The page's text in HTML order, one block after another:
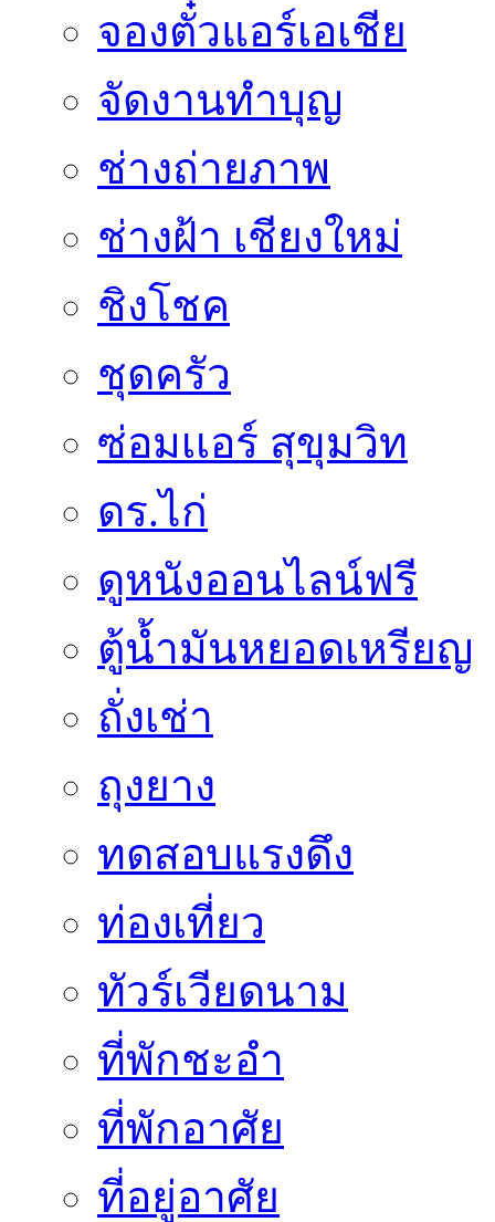
จองตั๋วแอร์เอเชีย
จัดงานทำบุญ
ช่างถ่ายภาพ
ช่างฝ้า เชียงใหม่
ชิงโชค
ชุดครัว
ซ่อมเเอร์ สุขุมวิท
ดร.ไก่
ดูหนังออนไลน์ฟรี
ตู้น้ำมันหยอดเหรียญ
ถั่งเช่า
ถุงยาง
ทดสอบแรงดึง
ท่องเที่ยว
ทัวร์เวียดนาม
ที่พักชะอำ
ที่พักอาศัย
ที่อยู่อาศัย